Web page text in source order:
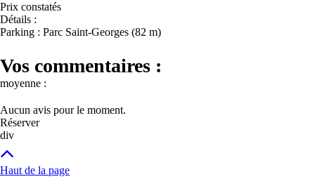
Prix constatés
Détails :
Parking : Parc Saint-Georges (82 m)
Vos commentaires :
moyenne :
Aucun avis pour le moment.
Réserver
div
Haut de la page